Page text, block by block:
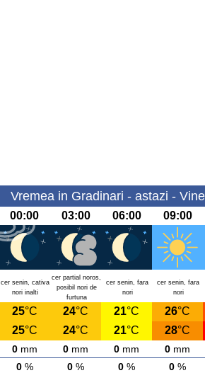
Vremea in Gradinari - astazi -
00:00 03:00 06:00 09:00
cer senin, cativa
nori inalti
cer partial noros,
posibil nori de
furtuna
cer senin, fara
nori
cer senin, fara
nori
25°C 24°C 21°C 26°C
25°C 24°C 21°C 28°C
0 mm 0 mm 0 mm 0 mm
0 % 0 % 0 % 0 %